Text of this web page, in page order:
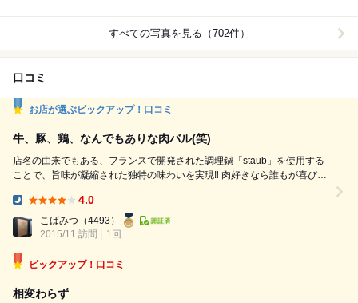
すべての写真を見る（702件）
口コミ
お店が選ぶピックアップ！口コミ
牛、豚、鶏、なんでもありな肉バル(笑)
店名の由来でもある、フランスで開発された調理鍋「staub」を使用する
ことで、旨味が凝縮された独特の味わいを実現‼ 肉好きなら誰もが喜びそ
4.0
こばみつ （4493）
2015/11 訪問
1回
ピックアップ！口コミ
相変わらず